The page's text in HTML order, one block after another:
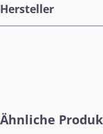
Hersteller
Produktgalerie
Ähnliche